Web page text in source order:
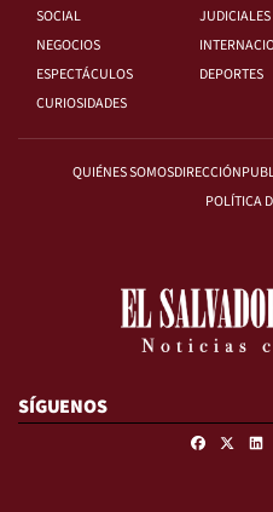
SOCIAL
JUDICIALES
NEGOCIOS
ESPECTÁCULOS
DEPORTES
CURIOSIDADES
QUIÉNES SOMOSDIRECCIÓN
POLÍTICA
SÍGUENOS
Facebook